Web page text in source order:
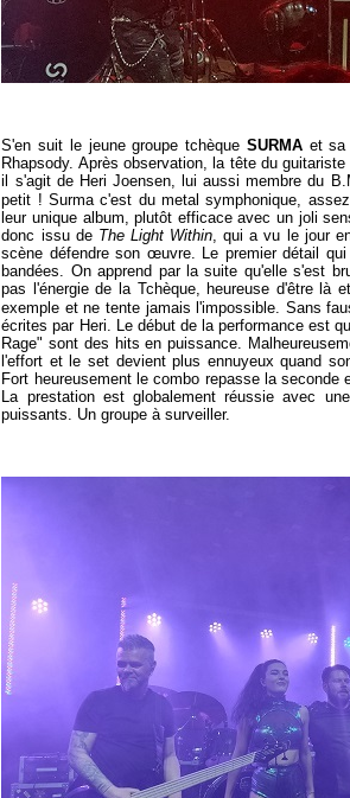
S'en suit le jeune groupe tchèque SURMAet sa
Rhapsody. Après observation, la tête du
il s'agit de Heri Joensen, lui aussi membre du
petit ! Surma c'est du metal symphonique,
leur unique album, plutôt efficace avec un joli
donc issu de The Light Within, qui a vu le jour
scène défendre son œuvre. Le premier détail
bandées. On apprend par la suite qu'elle s'est
pas l'énergie de la Tchèque, heureuse d'être
exemple et ne tente jamais l'impossible. Sans
écrites par Heri. Le début de la performance est
Rage" sont des hits en puissance.
l'effort et le set devient plus ennuyeux quand
Fort heureusement le combo repasse la
La prestation est globalement réussie avec
puissants. Un groupe à surveiller.